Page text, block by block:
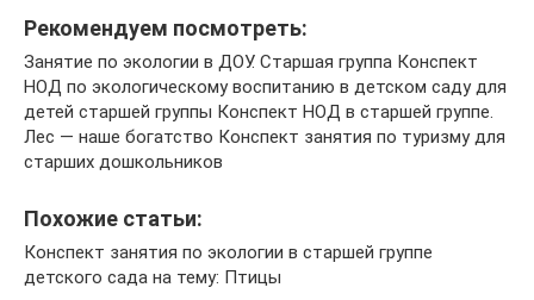
Рекомендуем посмотреть:
Занятие по экологии в ДОУ. Старшая группа Конспект
НОД по экологическому воспитанию в детском саду для
детей старшей группы Конспект НОД в старшей группе.
Лес — наше богатство Конспект занятия по туризму для
старших дошкольников
Похожие статьи:
Конспект занятия по экологии в старшей группе
детского сада на тему: Птицы